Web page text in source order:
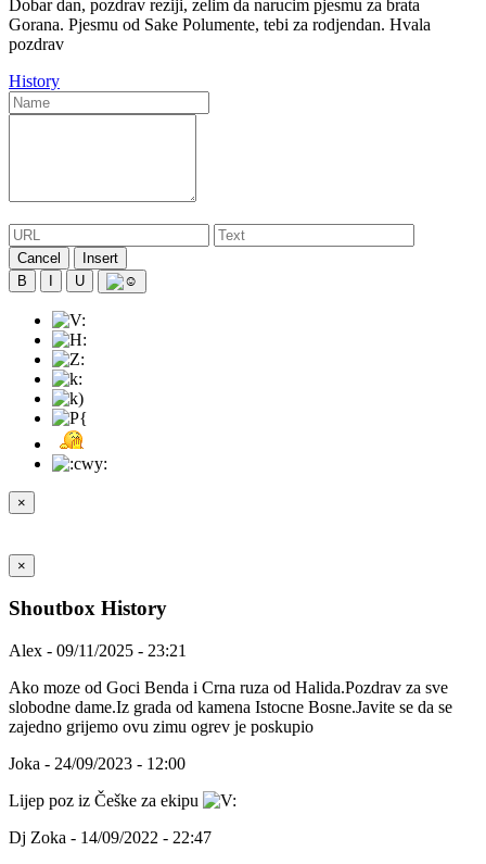
Dobar dan, pozdrav reziji, zelim da narucim pjesmu za brata
Gorana. Pjesmu od Sake Polumente, tebi za rodjendan. Hvala
pozdrav
History
Cancel
Insert
B
U
×
×
Shoutbox History
Alex - 09/11/2025 - 23:21
Ako moze od Goci Benda i Crna ruza od Halida.Pozdrav za sve
slobodne dame.Iz grada od kamena Istocne Bosne.Javite se da se
zajedno grijemo ovu zimu ogrev je poskupio
Joka - 24/09/2023 - 12:00
Lijep poz iz Češke za ekipu
Dj Zoka - 14/09/2022 - 22:47